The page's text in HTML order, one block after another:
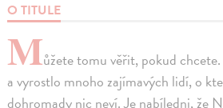
O TITULE
Můžete tomu věřit, pokud
a vyrostlo mnoho zajímavých lidí, o
dohromady nic neví. Je nabíledni, že